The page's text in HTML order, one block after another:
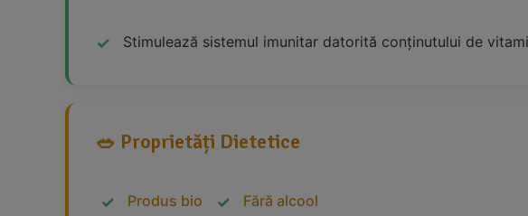
Stimulează sistemul imunitar datorită conținutului de
🥗 Proprietăți Dietetice
Produs bio Fără alcool